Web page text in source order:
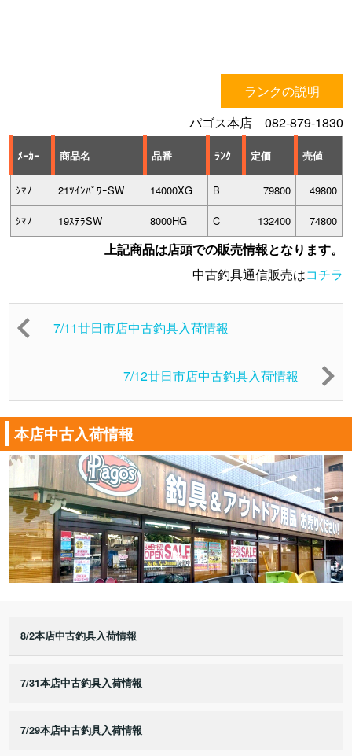
ランクの説明
パゴス本店 082-879-1830
ﾒｰｶｰ 商品名 品番 ﾗﾝｸ 定価 売値
ｼﾏﾉ 21ﾂｲﾝﾊﾟﾜｰSW 14000XG B 79800 49800
ｼﾏﾉ 19ｽﾃﾗSW 8000HG C 132400 74800
上記商品は店頭での販売情報となります。
中古釣具通信販売はコチラ
7/11廿日市店中古釣具入荷情報
7/12廿日市店中古釣具入荷情報
本店中古入荷情報
8/2本店中古釣具入荷情報
7/31本店中古釣具入荷情報
7/29本店中古釣具入荷情報